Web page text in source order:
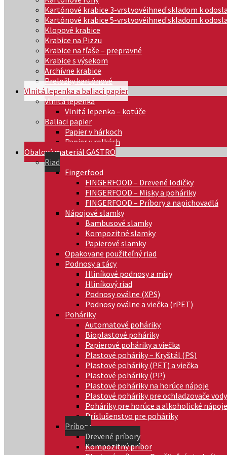
Kartónové krabice 3-vrstvovéihneď skladom k
Kartónové krabice 5-vrstvovéihneď skladom k
Klopové krabice
Krabice na Pizzu
Krabice na fľaše – prepravné
Krabice s výsekom
Archívne krabice
Preložky kartónové
Vlnitá lepenka a baliaci papier
Vlnitá lepenka
Vlnitá lepenka – kotúče
Baliaci papier
Papier v hárkoch
Papier v rolkách
Obalový materiál GASTRO
Riad
Fingerfood
FINGERFOOD – Drevené lodičky
FINGERFOOD – Misky a poháriky
FINGERFOOD – Príbory a napichovadlá
Nápojové slamky
Bambusové slamky
Kompozitné slamky
Papierové slamky
Opakovane použiteľný riad
Podnosy a tácy
Hliníkové podnosy a misy
Hliníkový riad
Podnosy oválne (XPS)
Podnosy oválne a viečka (rPET)
Poháriky
Automatové poháriky
Bioplastové poháriky
Papierové poháriky a viečka
Plastové poháriky – Kryštál (PS)
Plastové poháriky (PET) a viečka
Plastové poháriky (PP)
Plastové poháriky na horúce nápoje
Plastové poháriky pre ochladzovače vody
Poháriky pre horúce a alkoholické
Príslušenstvo pre poháriky
Príbory
Drevené príbory
Kompozitný príbor